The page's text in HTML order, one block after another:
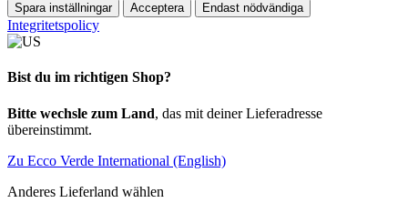
Spara inställningar Acceptera Endast nödvändiga
Integritetspolicy
Bist du im richtigen Shop?
Bitte wechsle zum Land, das mit deiner Lieferadresse
übereinstimmt.
Zu Ecco Verde International (English)
Anderes Lieferland wählen